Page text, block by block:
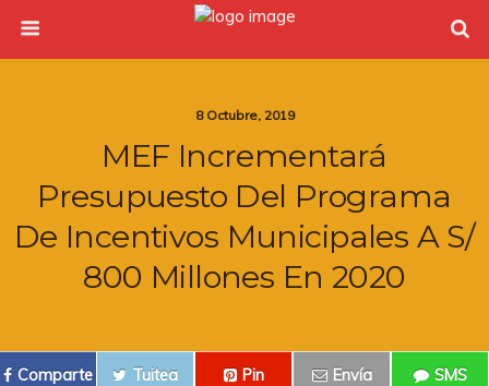
8 Octubre, 2019
MEF Incrementará
Presupuesto Del Programa
De Incentivos Municipales A S/
800 Millones En 2020
Comparte Tuitea Pin Envía SMS